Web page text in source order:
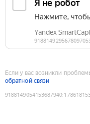
Если у вас возникли
обратной связи
9188149054153687940: